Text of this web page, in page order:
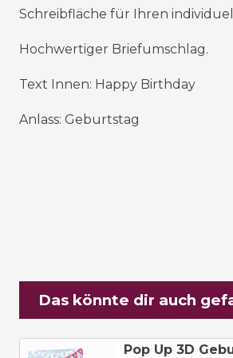
Schreibfläche für Ihren
Hochwertiger Briefumschlag.
Text Innen: Happy Birthday
Anlass: Geburtstag
Das könnte dir auch
Pop Up 3D